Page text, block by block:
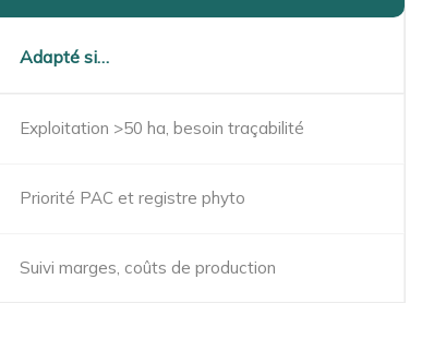
Adapté si…
Exploitation >50 ha, besoin traçabilité
Priorité PAC et registre phyto
Suivi marges, coûts de production